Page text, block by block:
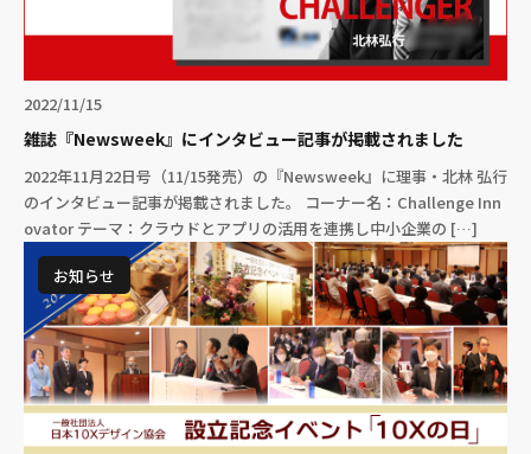
2022/11/15
雑誌『Newsweek』にインタビュー記事が掲載されました
2022年11月22日号（11/15発売）の『Newsweek』に理事・北林 弘行
のインタビュー記事が掲載されました。 コーナー名：Challenge Inn
ovator テーマ：クラウドとアプリの活用を連携し中小企業の […]
お知らせ